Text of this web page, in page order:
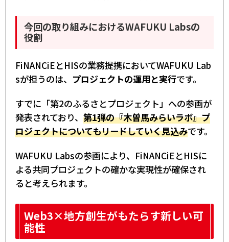
今回の取り組みにおけるWAFUKU Labsの
役割
FiNANCiEとHISの業務提携においてWAFUKU Lab
sが担うのは、 プロジェクトの運用と実行です。
すでに「第2のふるさとプロジェクト」への参画が
発表されており、 第1弾の『木曽馬みらいラボ』プ
ロジェクトについてもリードしていく見込みです。
WAFUKU Labsの参画により、FiNANCiEとHISに
よる共同プロジェクトの確かな実現性が確保され
ると考えられます。
Web3×地方創生がもたらす新しい可
能性